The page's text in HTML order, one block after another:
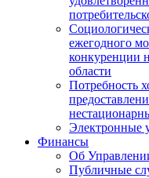
ежегодного
конкуренции
области
Потребность
Электронные
Финансы
Об
Публичные